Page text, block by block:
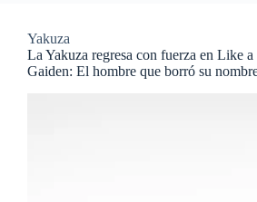
Yakuza
La Yakuza regresa con fuerza en Like
Gaiden: El hombre que borró su